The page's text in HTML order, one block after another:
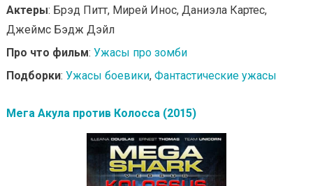
Актеры: Брэд Питт, Мирей Инос, Даниэла Картес,
Джеймс Бэдж Дэйл
Про что фильм: Ужасы про зомби
Подборки: Ужасы боевики, Фантастические ужасы
Мега Акула против Колосса (2015)